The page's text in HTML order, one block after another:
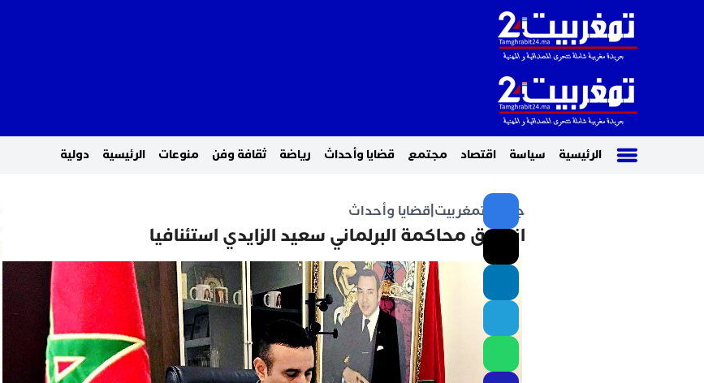
الرئيسية سياسة اقتصاد مجتمع قضايا وأحداث رياضة ثقافة وفن منوعات الرئيسية دولية
جريدة تمغربيت قضايا وأحداث
انطلاق محاكمة البرلماني سعيد الزايدي استئنافيا